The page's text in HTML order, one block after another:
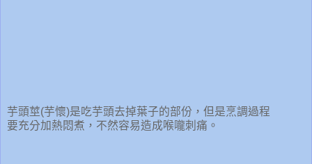
芋頭莖(芋懷)是吃芋頭去掉葉子的部份，但是烹調過程
要充分加熱悶煮，不然容易造成喉嚨刺痛。